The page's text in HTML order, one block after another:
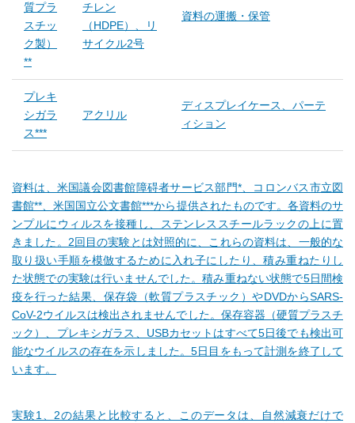
質プラ
スチッ
ク製）
**
チレン
（HDPE）、リ
サイクル2号
資料の運搬・保管
プレキ
シガラ
ス***
アクリル
ディスプレイケース、パーテ
ィション
資料は、米国議会図書館障碍者サービス部門*、コロンバス市立図
書館**、米国国立公文書館***から提供されたものです。各資料のサ
ンプルにウィルスを接種し、ステンレススチールラックの上に置
きました。2回目の実験とは対照的に、これらの資料は、一般的な
取り扱い手順を模倣するために入れ子にしたり、積み重ねたりし
た状態での実験は行いませんでした。積み重ねない状態で5日間検
疫を行った結果、保存袋（軟質プラスチック）やDVDからSARS-
CoV-2ウイルスは検出されませんでした。保存容器（硬質プラスチ
ック）、プレキシガラス、USBカセットはすべて5日後でも検出可
能なウイルスの存在を示しました。5日目をもって計測を終了して
います。
実験1、2の結果と比較すると、このデータは、自然減衰だけで